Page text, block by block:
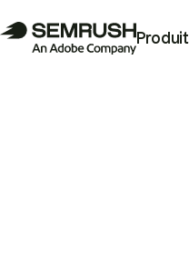
Produit